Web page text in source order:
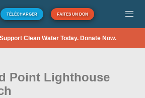
TÉLÉCHARGER FAITES UN DON
Clean Water Today. Donate Now.
Point Lighthouse